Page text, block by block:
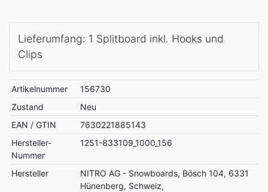
Lieferumfang: 1 Splitboard inkl. Hooks und
Clips
Artikelnummer
156730
Zustand
Neu
EAN / GTIN
7630221885143
Hersteller-
Nummer
1251-833109_1000_156
Hersteller
NITRO AG - Snowboards, Bösch 104, 6331
Hünenberg, Schweiz,